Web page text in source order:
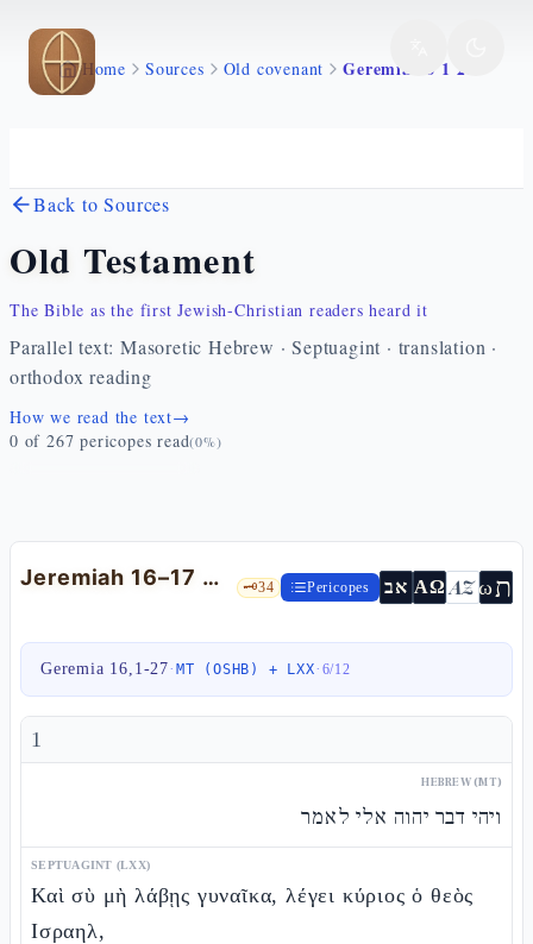
Skip to main content
Home Sources Old covenant Geremia 16 1 27
Back to Sources
Old Testament
The Bible as the first Jewish-Christian readers heard it
Parallel text: Masoretic Hebrew · Septuagint · translation ·
orthodox reading
How we read the text→
0 of 267 pericopes read(0%)
Jeremiah 16–17 — The celibacy-sign, the "blessed/cursed" diptych, and the Shabbàt 🗝️34 Pericopes אב ΑΩ AZωת
Geremia 16,1-27· MT (OSHB) + LXX· 6/12
1
HEBREW (MT)
ויהי דבר יהוה אלי לאמר
SEPTUAGINT (LXX)
Καὶ σὺ μὴ λάβῃς γυναῖκα, λέγει κύριος ὁ θεὸς
Ισραηλ,